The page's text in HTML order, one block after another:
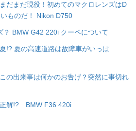
だまだ現役！初めてのマクロレンズはD
ものだ！ Nikon D750
？ BMW G42 220i クーペについて
!? 夏の高速道路は故障車がいっぱ
の出来事は何かのお告げ？突然に事切れ
解!? BMW F36 420i